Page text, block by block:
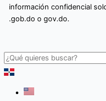
información confidencial
.gob.do o gov.do.
Buscar